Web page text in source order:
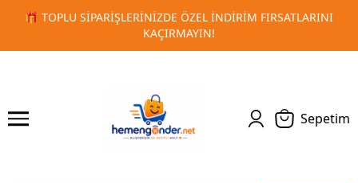
🚀 KURUMSAL PROMOSYON VE MATBAA
1 2
Sepetim